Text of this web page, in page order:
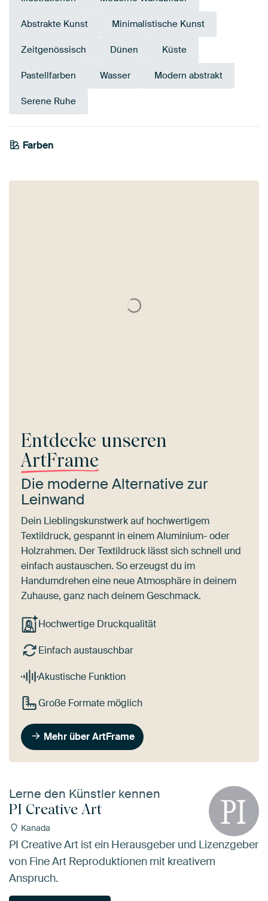
Abstrakte Kunst Minimalistische Kunst
Zeitgenössisch Dünen Küste
Pastellfarben Wasser Modern abstrakt
Serene Ruhe
Farben
Grau
Teal
Entdecke unseren
ArtFrame
Die moderne Alternative zur
Leinwand
Dein Lieblingskunstwerk auf hochwertigem
Textildruck, gespannt in einem Aluminium- oder
Holzrahmen. Der Textildruck lässt sich schnell und
einfach austauschen. So erzeugst du im
Handumdrehen eine neue Atmosphäre in deinem
Zuhause, ganz nach deinem Geschmack.
Hochwertige Druckqualität
Einfach austauschbar
Akustische Funktion
Große Formate möglich
Mehr über ArtFrame
Lerne den Künstler kennen
PI Creative Art
Kanada
PI Creative Art ist ein Herausgeber und Lizenzgeber
von Fine Art Reproduktionen mit kreativem
Anspruch.